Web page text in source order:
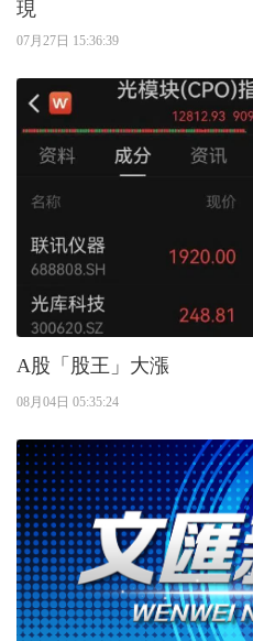
現
07月27日 15:36:39
A股「股王」大漲
08月04日 05:35:24